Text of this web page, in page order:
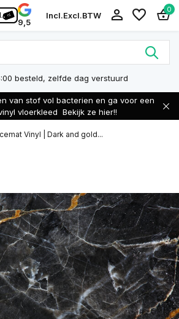
9,5
Incl.Excl.BTW
0
besteld, zelfde dag verstuurd
van stof vol bacterien en ga voor een
vloerkleed Bekijk ze hier!!
Vinyl | Dark and gold...